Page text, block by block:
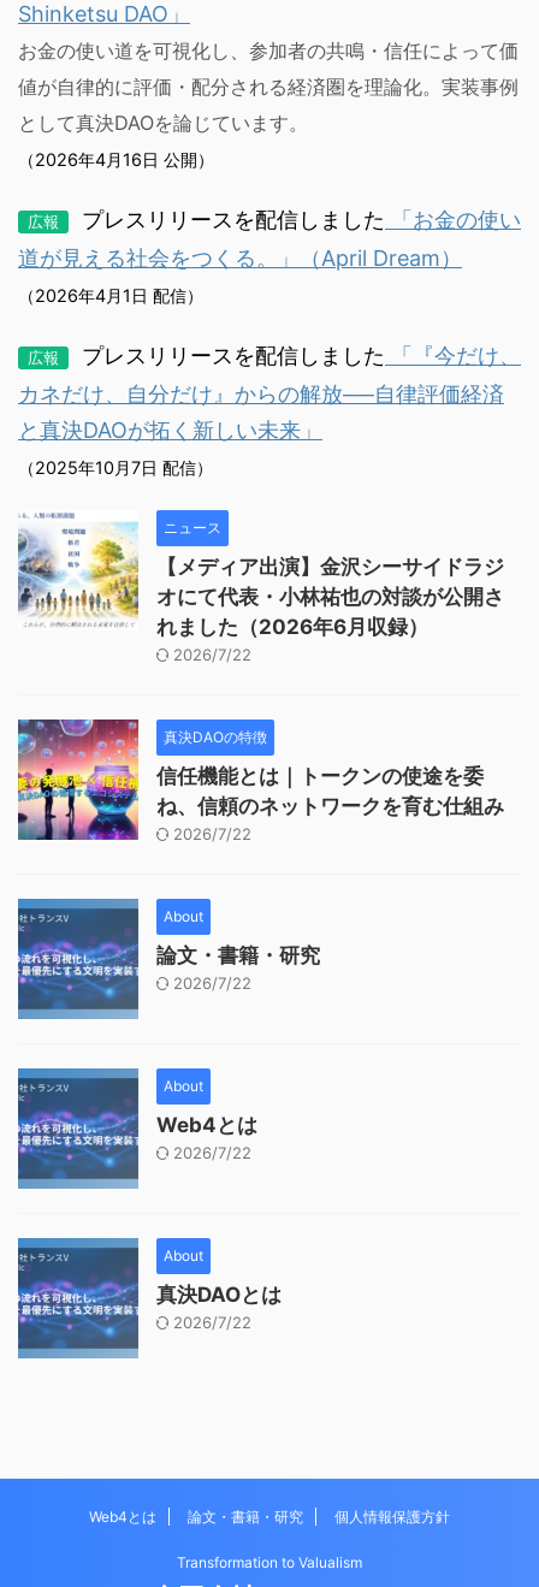
Shinketsu DAO」
お金の使い道を可視化し、参加者の共鳴・信任によって価
値が自律的に評価・配分される経済圏を理論化。実装事例
として真決DAOを論じています。
（2026年4月16日 公開）
広報 プレスリリースを配信しました 「お金の使い
道が見える社会をつくる。」（April Dream）
（2026年4月1日 配信）
広報 プレスリリースを配信しました 「『今だけ、
カネだけ、自分だけ』からの解放──自律評価経済
と真決DAOが拓く新しい未来」
（2025年10月7日 配信）
ニュース
【メディア出演】金沢シーサイドラジ
オにて代表・小林祐也の対談が公開さ
れました（2026年6月収録）
2026/7/22
真決DAOの特徴
信任機能とは｜トークンの使途を委
ね、信頼のネットワークを育む仕組み
2026/7/22
About
論文・書籍・研究
2026/7/22
About
Web4とは
2026/7/22
About
真決DAOとは
2026/7/22
Web4とは 論文・書籍・研究 個人情報保護方針
Transformation to Valualism